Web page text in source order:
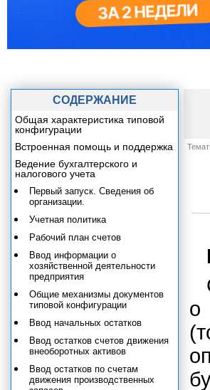
о
СОДЕРЖАНИЕ
Общая характеристика типовой
конфигурации
Встроенная помощь и поддержка
Ведение бухгалтерского и
налогового учета
Первый запуск. Сведения об
организации.
Учетная политика
Рабочий план счетов
Ввод информации о
хозяйственной деятельности
предприятия
Общие механизмы документов
типовой конфигурации
Ввод начальных остатков
Ввод остатков счетов движения
внеоборотных активов
Ввод остатков по счетам
движения производственных